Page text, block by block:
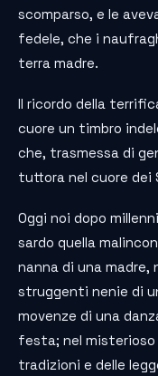
scomparso, e le
fedele, che i
terra madre.
Il ricordo della
cuore un timbro
che, trasmessa di
tuttora nel cuore dei
Oggi noi dopo
sardo quella
nanna di una
struggenti nenie di
movenze di una
festa; nel misterioso
tradizioni e delle